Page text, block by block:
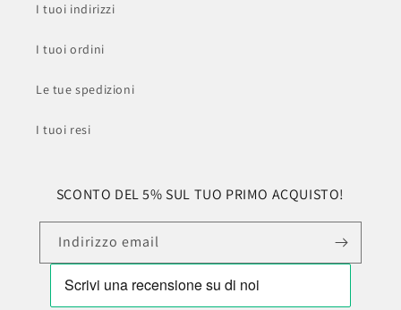
I tuoi indirizzi
I tuoi ordini
Le tue spedizioni
I tuoi resi
SCONTO DEL 5% SUL TUO PRIMO ACQUISTO!
Indirizzo email